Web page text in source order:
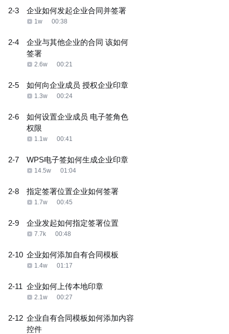
2-3 企业如何发起企业合同并签署
1w 00:38
2-4
企业与其他企业的合同 该如何
签署
2.6w 00:21
2-5 如何向企业成员 授权企业印章
1.3w 00:24
2-6
如何设置企业成员 电子签角色
权限
1.1w 00:41
2-7 WPS电子签如何生成企业印章
14.5w 01:04
2-8 指定签署位置企业如何签署
1.7w 00:45
2-9 企业发起如何指定签署位置
7.7k 00:48
2-10 企业如何添加自有合同模板
1.4w 01:17
2-11 企业如何上传本地印章
2.1w 00:27
2-12 企业自有合同模板如何添加内容
控件